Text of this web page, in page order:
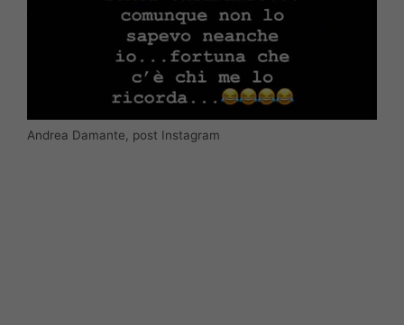
Andrea Damante, post Instagram